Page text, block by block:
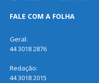
FALE COM A FOLHA
Geral:
44 3018 2876
Redação:
44 3018 2015